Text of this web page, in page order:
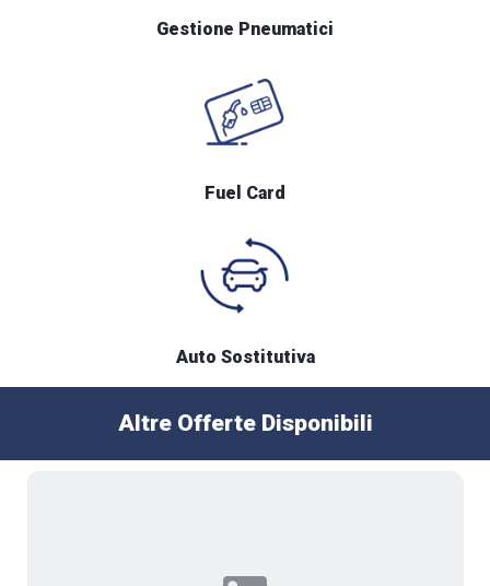
Gestione Pneumatici
Fuel Card
Auto Sostitutiva
Altre Offerte Disponibili